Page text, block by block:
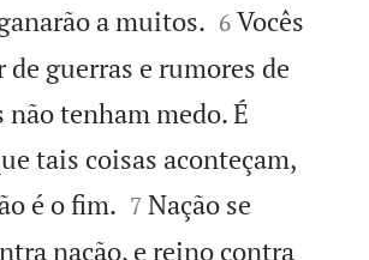
a muitos. 

6 Vocês
guerras e rumores de
não tenham medo. É
tais coisas aconteçam,
é o fim. 

7 Nação se
nação, e reino contra